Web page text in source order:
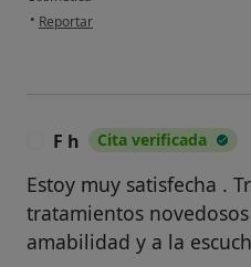
• en opinión del usuario María
Reportar
F h Cita verificada
Estoy muy satisfecha .
tratamientos
amabilidad y a la